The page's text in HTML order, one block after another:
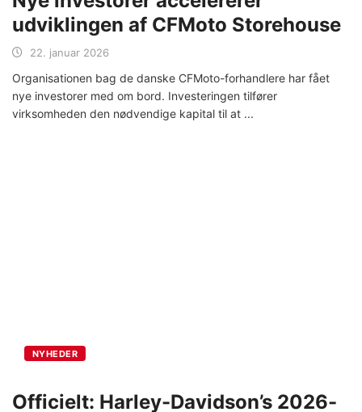
udviklingen af CFMoto Storehouse
22. januar 2026
Organisationen bag de danske CFMoto-forhandlere har fået
nye investorer med om bord. Investeringen tilfører
virksomheden den nødvendige kapital til at
NYHEDER
Officielt: Harley-Davidson’s 2026-